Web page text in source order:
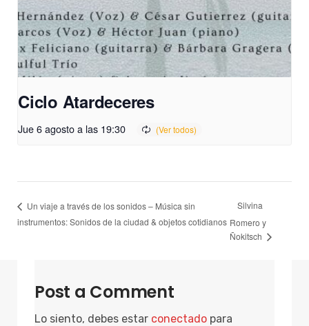
Ciclo Atardeceres
Jue 6 agosto a las 19:30
Un viaje a través de los sonidos – Música sin
instrumentos: Sonidos de la ciudad & objetos cotidianos
Silvina
Romero y
Ñokitsch
Post a Comment
Lo siento, debes estar conectado para